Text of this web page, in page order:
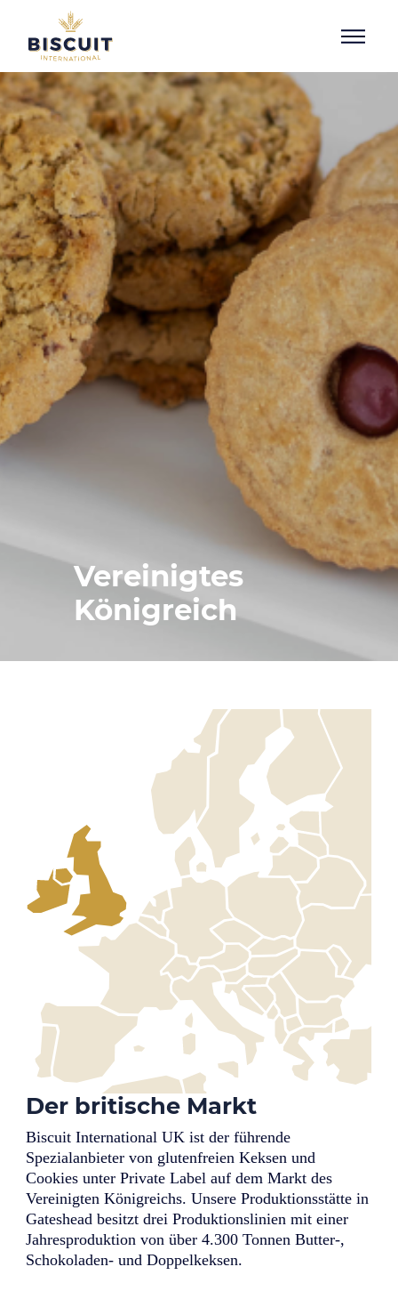
Aller au contenu
Vereinigtes
Königreich
Der britische Markt
Biscuit International UK ist der führende
Spezialanbieter von glutenfreien Keksen und
Cookies unter Private Label auf dem Markt des
Vereinigten Königreichs. Unsere Produktionsstätte in
Gateshead besitzt drei Produktionslinien mit einer
Jahresproduktion von über 4.300 Tonnen Butter-,
Schokoladen- und Doppelkeksen.